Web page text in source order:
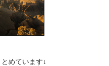
めています↓